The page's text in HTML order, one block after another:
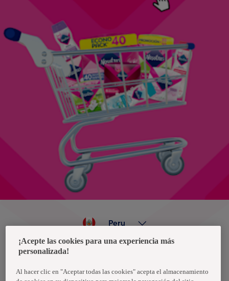
Política de privacidad de datos
Peru
¡Acepte las cookies para una experiencia más
personalizada!
Al hacer clic en "Aceptar todas las cookies" acepta el almacenamiento